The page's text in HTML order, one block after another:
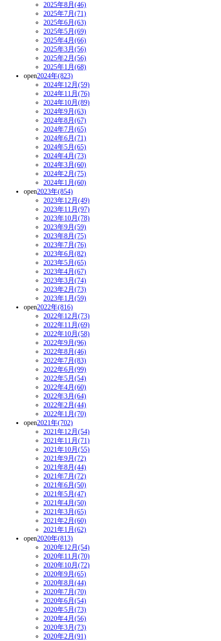
2025年8月(46)
2025年7月(71)
2025年6月(63)
2025年5月(69)
2025年4月(66)
2025年3月(56)
2025年2月(56)
2025年1月(68)
open2024年(823)
2024年12月(59)
2024年11月(76)
2024年10月(89)
2024年9月(63)
2024年8月(67)
2024年7月(65)
2024年6月(71)
2024年5月(65)
2024年4月(73)
2024年3月(60)
2024年2月(75)
2024年1月(60)
open2023年(854)
2023年12月(49)
2023年11月(97)
2023年10月(78)
2023年9月(59)
2023年8月(75)
2023年7月(76)
2023年6月(82)
2023年5月(65)
2023年4月(67)
2023年3月(74)
2023年2月(73)
2023年1月(59)
open2022年(816)
2022年12月(73)
2022年11月(69)
2022年10月(58)
2022年9月(96)
2022年8月(46)
2022年7月(83)
2022年6月(99)
2022年5月(54)
2022年4月(60)
2022年3月(64)
2022年2月(44)
2022年1月(70)
open2021年(702)
2021年12月(54)
2021年11月(71)
2021年10月(55)
2021年9月(72)
2021年8月(44)
2021年7月(72)
2021年6月(50)
2021年5月(47)
2021年4月(50)
2021年3月(65)
2021年2月(60)
2021年1月(62)
open2020年(813)
2020年12月(54)
2020年11月(70)
2020年10月(72)
2020年9月(65)
2020年8月(44)
2020年7月(70)
2020年6月(54)
2020年5月(73)
2020年4月(56)
2020年3月(73)
2020年2月(91)